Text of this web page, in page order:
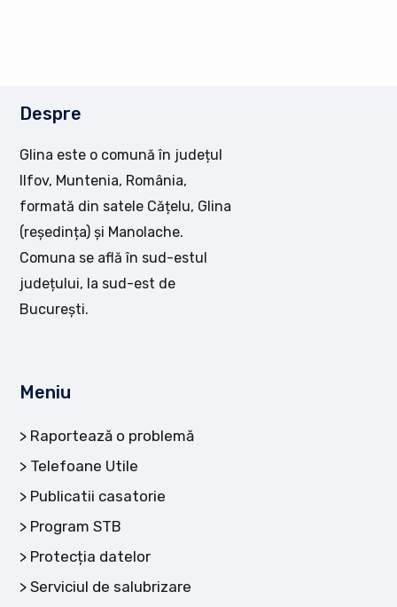
Despre
Glina este o comună în județul
Ilfov, Muntenia, România,
formată din satele Cățelu, Glina
(reședința) și Manolache.
Comuna se află în sud-estul
județului, la sud-est de
București.
Meniu
Raportează o problemă
Telefoane Utile
Publicatii casatorie
Program STB
Protecția datelor
Serviciul de salubrizare